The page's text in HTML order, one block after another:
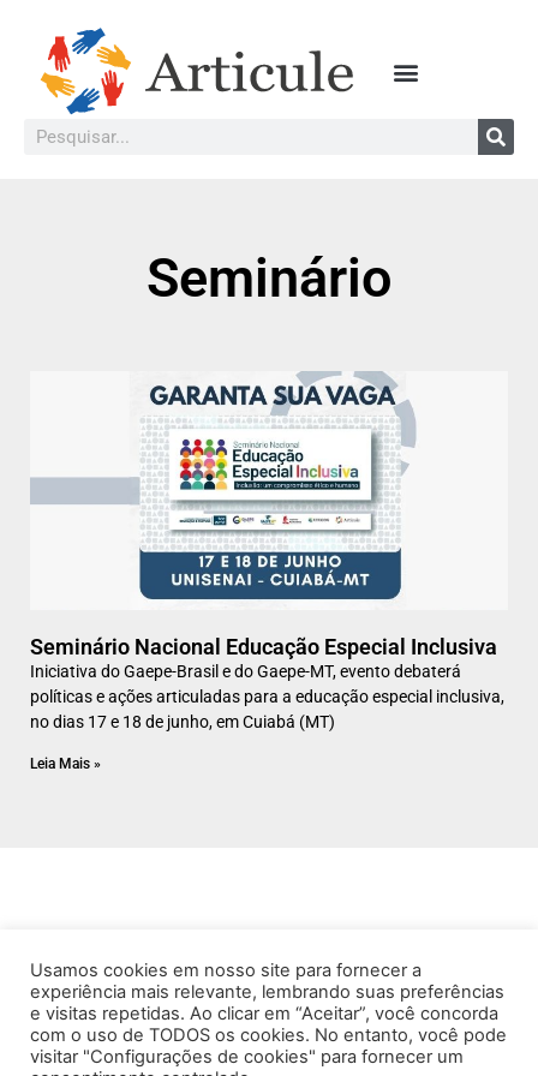
Seminário
Seminário Nacional Educação Especial Inclusiva
Iniciativa do Gaepe-Brasil e do Gaepe-MT, evento debaterá
políticas e ações articuladas para a educação especial inclusiva,
no dias 17 e 18 de junho, em Cuiabá (MT)
Leia Mais »
Usamos cookies em nosso site para fornecer a
experiência mais relevante, lembrando suas preferências
e visitas repetidas. Ao clicar em “Aceitar”, você concorda
com o uso de TODOS os cookies. No entanto, você pode
visitar "Configurações de cookies" para fornecer um